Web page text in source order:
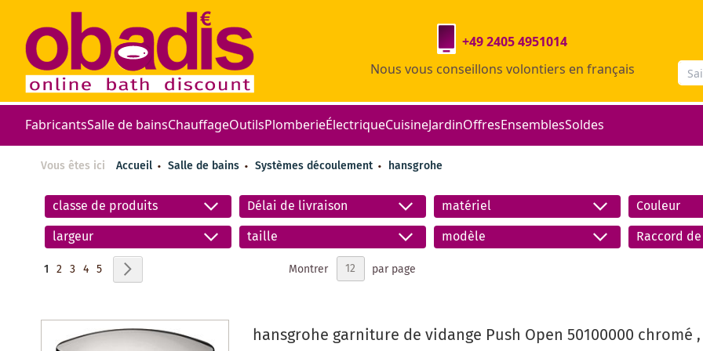
+49 2405 4951014
Nous vous conseillons volontiers en français
FabricantsSalle de bainsChauffageOutilsPlomberieÉlectriqueCuisineJardinOffresEnsemblesSoldes
Vous êtes ici Accueil Salle de bains Systèmes découlement hansgrohe
classe de produits Délai de livraison matériel Couleur
largeur
taille modèle Raccord
Page
Vous lisez actuellement la page
1 Page
2 Page
3 Page
4 Page
5 Montrer par page
hansgrohe garniture de vidange Push Open 50100000